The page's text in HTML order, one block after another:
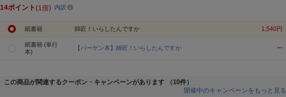
14ポイント 1倍 内訳
紙書籍 師匠！いらしたんですか 1,540円
紙書籍 (単行
本)
【バーゲン本】師匠！いらしたんですか ー
この商品が関連するクーポン・キャンペーンがあります
（10件）
開催中のキャンペーンをもっと見る